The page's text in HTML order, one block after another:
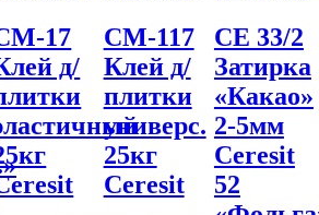
17
д/
CM-117
Клей д/
плитки
универс.
25кг
Ceresit
CE 33/2
Затирка
«Какао»
2-5мм
Ceresit
52